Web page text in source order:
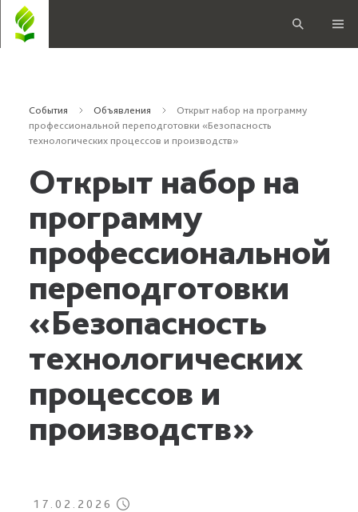
События Объявления
Открыт набор на программу
профессиональной переподготовки «Безопасность
технологических процессов и производств»
Открыт набор на
программу
профессиональной
переподготовки
«Безопасность
технологических
процессов и
производств»
17.02.2026